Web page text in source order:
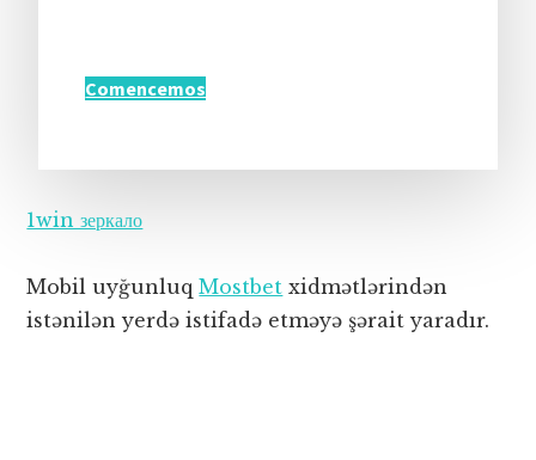
Comencemos
1win зеркало
Mobil uyğunluqMostbet xidmətlərindən
istənilən yerdə istifadə etməyə şərait yaradır.